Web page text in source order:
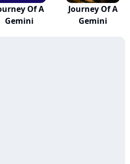
Of A
Gemini
Journey Of A
Gemini